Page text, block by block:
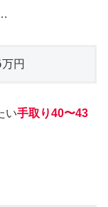
円
い手取り40〜43